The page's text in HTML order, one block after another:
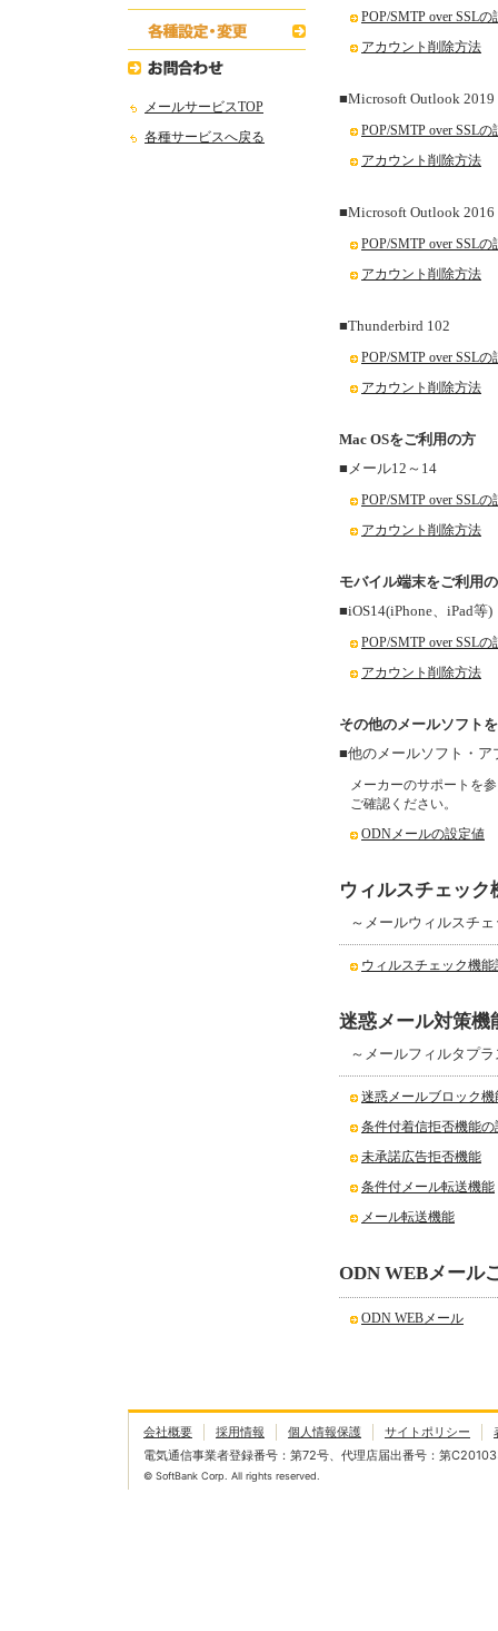
メールサービスTOP
各種サービスへ戻る
POP/SMTP over SSL
アカウント削除方法
■Microsoft Outlook
POP/SMTP over SSL
アカウント削除方法
■Microsoft Outlook 2016
POP/SMTP over SSL
アカウント削除方法
■Thunderbird 102
POP/SMTP over SSL
アカウント削除方法
Mac OSをご利用の方
■メール12～14
POP/SMTP over SSL
アカウント削除方法
モバイル端末をご利用
■iOS14(iPhone、iPad等)
POP/SMTP over SSL
アカウント削除方法
その他のメールソフト
■他のメールソフト・ア
メーカーのサポートを
ご確認ください。
ODNメールの設定値
ウィルスチェッ
～メールウィルスチ
ウィルスチェック機
迷惑メール対策機
～メールフィルタプラ
迷惑メールブロック機
条件付着信拒否機能の
未承諾広告拒否機能
条件付メール転送機能
メール転送機能
ODN WEBメール
ODN WEBメール
会社概要 採用情報 個人情報保護 サイトポリシー
電気通信事業者登録番号：第72号、代理店届出番号：第
© SoftBank Corp. All rights reserved.